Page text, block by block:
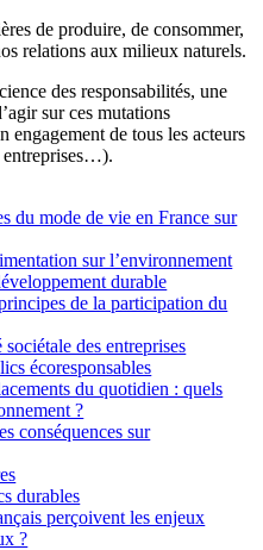
de produire, de consommer,
relations aux milieux naturels.
des responsabilités, une
sur ces mutations
engagement de tous les acteurs
entreprises…).
du mode de vie en France sur
sur l’environnement
durable
de la participation du
des entreprises
écoresponsables
du quotidien : quels
?
conséquences sur
durables
perçoivent les enjeux
?